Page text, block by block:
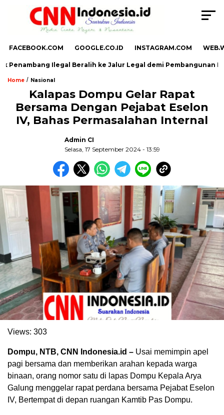
FACEBOOK.COM GOOGLE.CO.ID INSTAGRAM.COM
Ilegal Beralih ke Jalur Legal demi Pembangunan
Home / Nasional
Kalapas Dompu Gelar Rapat
Bersama Dengan Pejabat Eselon
IV, Bahas Permasalahan Internal
Admin CI
Selasa, 17 September 2024 - 13:59
Views: 303
Dompu, NTB, CNN Indonesia.id – Usai memimpin apel
pagi bersama dan memberikan arahan kepada warga
binaan, orang nomor satu di lapas Dompu Kepala Arya
Galung menggelar rapat perdana bersama Pejabat Eselon
IV, Bertempat di depan ruangan Kamtib Pas Dompu.